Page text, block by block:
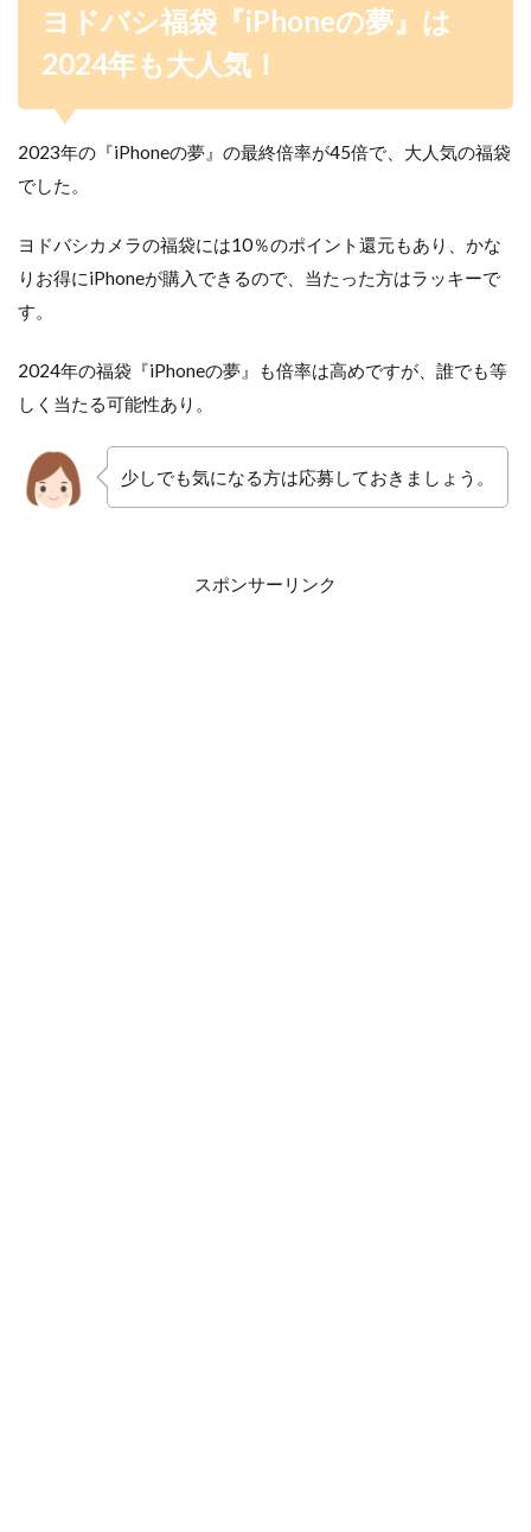
ヨドバシ福袋『iPhoneの夢』は
2024年も大人気！
2023年の『iPhoneの夢』の最終倍率が45倍で、大人気の福袋
でした。
ヨドバシカメラの福袋には10％のポイント還元もあり、かな
りお得にiPhoneが購入できるので、当たった方はラッキーで
す。
2024年の福袋『iPhoneの夢』も倍率は高めですが、誰でも等
しく当たる可能性あり。
少しでも気になる方は応募しておきましょう。
スポンサーリンク